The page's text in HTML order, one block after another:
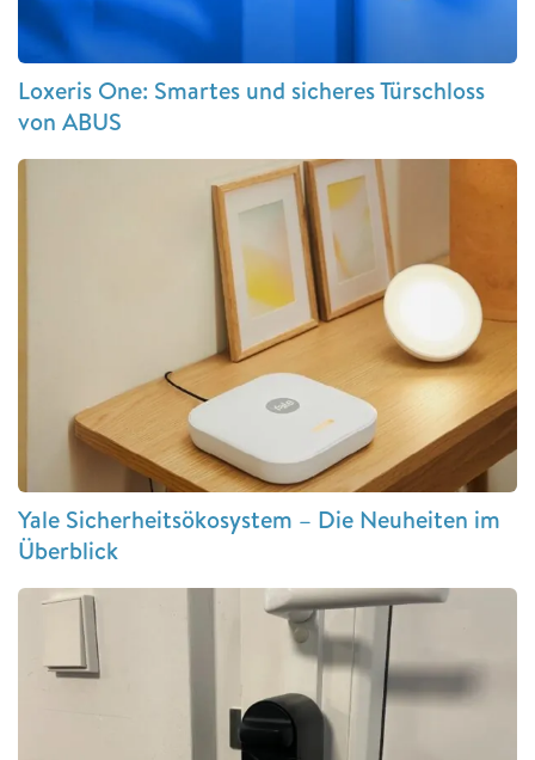
Loxeris One: Smartes und sicheres Türschloss
von ABUS
Yale Sicherheitsökosystem – Die Neuheiten im
Überblick